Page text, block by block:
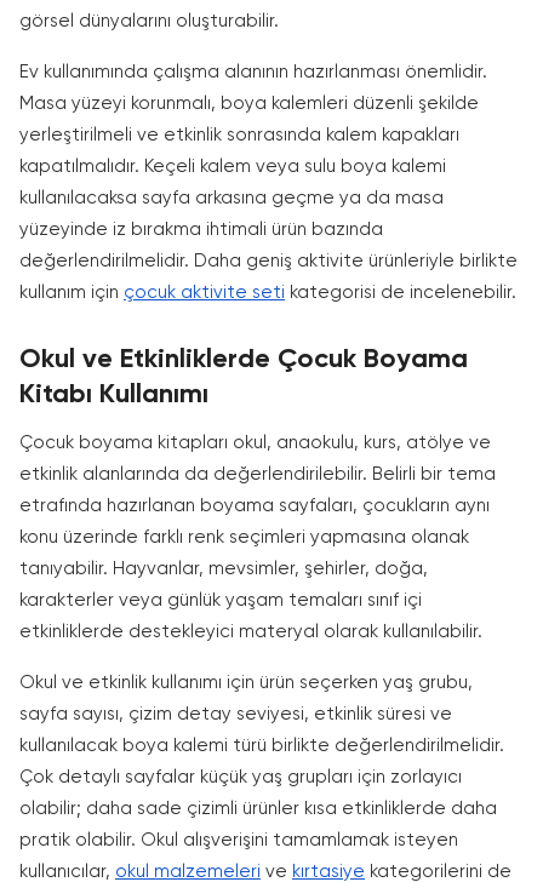
görsel dünyalarını oluşturabilir.
Ev kullanımında çalışma alanının hazırlanması önemlidir.
Masa yüzeyi korunmalı, boya kalemleri düzenli şekilde
yerleştirilmeli ve etkinlik sonrasında kalem kapakları
kapatılmalıdır. Keçeli kalem veya sulu boya kalemi
kullanılacaksa sayfa arkasına geçme ya da masa
yüzeyinde iz bırakma ihtimali ürün bazında
değerlendirilmelidir. Daha geniş aktivite ürünleriyle birlikte
kullanım için çocuk aktivite seti kategorisi de incelenebilir.
Okul ve Etkinliklerde Çocuk Boyama
Kitabı Kullanımı
Çocuk boyama kitapları okul, anaokulu, kurs, atölye ve
etkinlik alanlarında da değerlendirilebilir. Belirli bir tema
etrafında hazırlanan boyama sayfaları, çocukların aynı
konu üzerinde farklı renk seçimleri yapmasına olanak
tanıyabilir. Hayvanlar, mevsimler, şehirler, doğa,
karakterler veya günlük yaşam temaları sınıf içi
etkinliklerde destekleyici materyal olarak kullanılabilir.
Okul ve etkinlik kullanımı için ürün seçerken yaş grubu,
sayfa sayısı, çizim detay seviyesi, etkinlik süresi ve
kullanılacak boya kalemi türü birlikte değerlendirilmelidir.
Çok detaylı sayfalar küçük yaş grupları için zorlayıcı
olabilir; daha sade çizimli ürünler kısa etkinliklerde daha
pratik olabilir. Okul alışverişini tamamlamak isteyen
kullanıcılar, okul malzemeleri ve kırtasiye kategorilerini de